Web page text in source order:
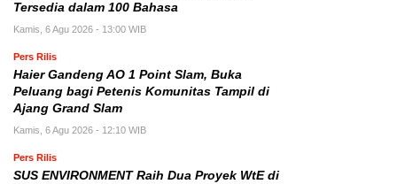
Tersedia dalam 100 Bahasa
Kamis, 6 Agu 2026 - 13:00 WIB
Pers Rilis
Haier Gandeng AO 1 Point Slam, Buka
Peluang bagi Petenis Komunitas Tampil di
Ajang Grand Slam
Kamis, 6 Agu 2026 - 12:10 WIB
Pers Rilis
SUS ENVIRONMENT Raih Dua Proyek WtE di